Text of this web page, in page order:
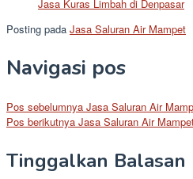
Jasa Kuras Limbah di Denpasar
Posting pada Jasa Saluran Air Mampet
Navigasi pos
Pos sebelumnya Jasa Saluran Air
Pos berikutnya Jasa Saluran Air
Tinggalkan Balasan